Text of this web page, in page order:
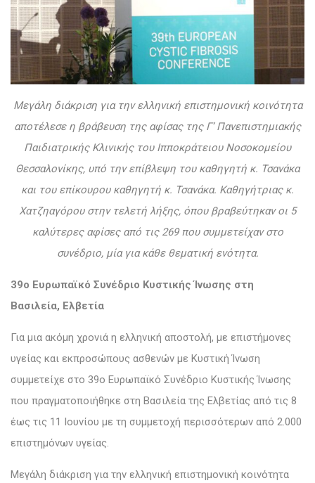
Μεγάλη διάκριση για την ελληνική επιστημονική κοινότητα
αποτέλεσε η βράβευση της αφίσας της Γ’ Πανεπιστημιακής
Παιδιατρικής Κλινικής του Ιπποκράτειου Νοσοκομείου
Θεσσαλονίκης, υπό την επίβλεψη του καθηγητή κ. Τσανάκα
και του επίκουρου καθηγητή κ. Τσανάκα. Καθηγήτριας κ.
Χατζηαγόρου στην τελετή λήξης, όπου βραβεύτηκαν οι 5
καλύτερες αφίσες από τις 269 που συμμετείχαν στο
συνέδριο, μία για κάθε θεματική ενότητα.
39ο Ευρωπαϊκό Συνέδριο Κυστικής Ίνωσης στη
Βασιλεία, Ελβετία
Για μια ακόμη χρονιά η ελληνική αποστολή, με επιστήμονες
υγείας και εκπροσώπους ασθενών με Κυστική Ίνωση
συμμετείχε στο 39ο Ευρωπαϊκό Συνέδριο Κυστικής Ίνωσης
που πραγματοποιήθηκε στη Βασιλεία της Ελβετίας από τις 8
έως τις 11 Ιουνίου με τη συμμετοχή περισσότερων από 2.000
επιστημόνων υγείας.
Μεγάλη διάκριση για την ελληνική επιστημονική κοινότητα